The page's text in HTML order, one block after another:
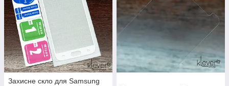
Захисне скло для Samsung